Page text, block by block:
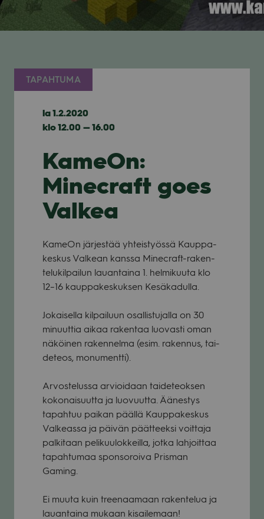
TAPAHTUMA
la 1.2.2020
klo 12.00 — 16.00
KameOn:
Minecraft goes
Valkea
KameOn jär­jes­tää yhteis­työssä Kaup­pa­
kes­kus Val­kean kanssa Minec­raft-raken­
te­lu­kil­pai­lun lau­an­taina 1. hel­mi­kuuta klo
12–16 kaup­pa­kes­kuk­sen Kesä­ka­dulla.
Jokai­sella kil­pai­luun osal­lis­tu­jalla on 30
minuut­tia aikaa raken­taa luo­vasti oman
näköi­nen raken­nelma (esim. raken­nus, tai­
de­teos, monu­mentti).
Arvos­te­lussa arvioi­daan tai­de­teok­sen
koko­nai­suutta ja luo­vuutta. Äänes­tys
tapah­tuu pai­kan päällä Kaup­pa­kes­kus
Val­keassa ja päi­vän päät­teeksi voit­taja
pal­ki­taan peli­kuu­lok­keilla, jotka lah­joit­taa
tapah­tu­maa spon­so­roiva Pris­man
Gaming.
Ei muuta kuin tree­naa­maan raken­te­lua ja
lau­an­taina mukaan kisai­le­maan!